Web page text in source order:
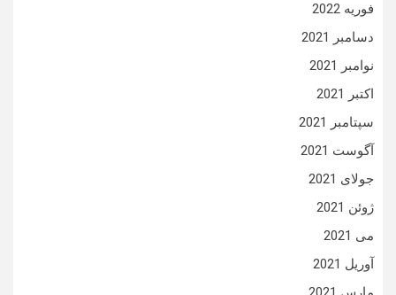
فوریه 2022
دسامبر 2021
نوامبر 2021
اکتبر 2021
سپتامبر 2021
آگوست 2021
جولای 2021
ژوئن 2021
می 2021
آوریل 2021